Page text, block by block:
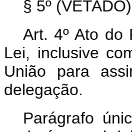
§ 5º
Art. 4º Ato do
Lei, inclusive
União para
delegação.
Parágrafo